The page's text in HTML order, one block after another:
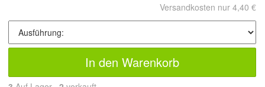
Versandkosten nur 4,40 €
In den Warenkorb